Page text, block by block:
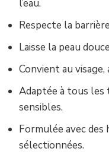
l’eau.
Respecte la
Laisse la peau
Convient au
Adaptée à tous les
sensibles.
Formulée avec
sélectionnées.